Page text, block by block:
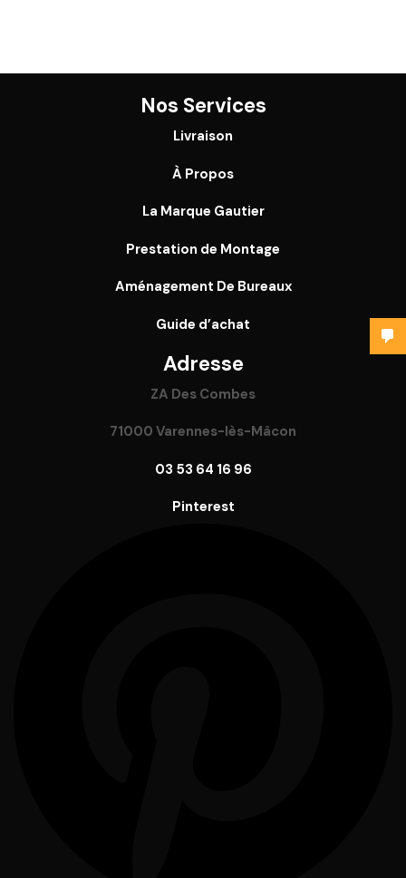
Nos Services
Livraison
À Propos
La Marque Gautier
Prestation de Montage
Aménagement De Bureaux
Guide d’achat
Adresse
ZA Des Combes
71000 Varennes-lès-Mâcon
03 53 64 16 96
Pinterest